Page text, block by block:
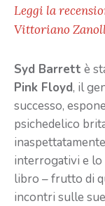
Leggi la
Vittoriano
Syd Barrett è
Pink Floyd, il
successo,
psichedelico
interrogativi e lo
libro – frutto di
incontri sulle